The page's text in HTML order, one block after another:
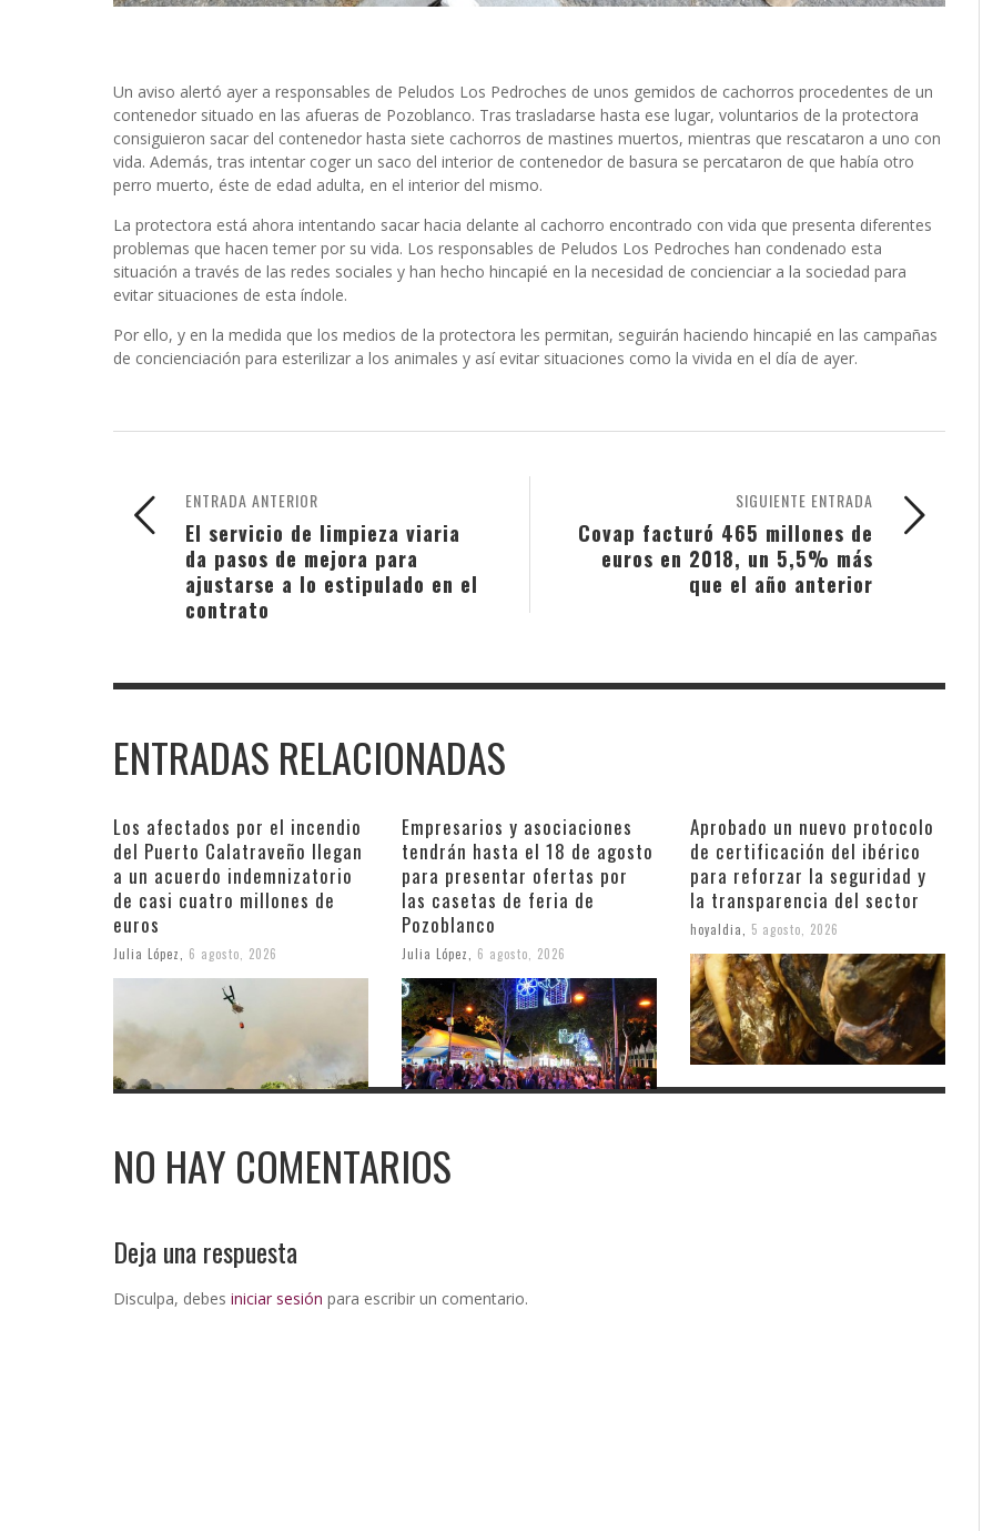
Un aviso alertó ayer a responsables de Peludos Los Pedroches de unos gemidos de cachorros procedentes de un
contenedor situado en las afueras de Pozoblanco. Tras trasladarse hasta ese lugar, voluntarios de la protectora
consiguieron sacar del contenedor hasta siete cachorros de mastines muertos, mientras que rescataron a uno con
vida. Además, tras intentar coger un saco del interior de contenedor de basura se percataron de que había otro
perro muerto, éste de edad adulta, en el interior del mismo.
La protectora está ahora intentando sacar hacia delante al cachorro encontrado con vida que presenta diferentes
problemas que hacen temer por su vida. Los responsables de Peludos Los Pedroches han condenado esta
situación a través de las redes sociales y han hecho hincapié en la necesidad de concienciar a la sociedad para
evitar situaciones de esta índole.
Por ello, y en la medida que los medios de la protectora les permitan, seguirán haciendo hincapié en las campañas
de concienciación para esterilizar a los animales y así evitar situaciones como la vivida en el día de ayer.
SIGUIENTE ENTRADA
Covap facturó 465 millones de
euros en 2018, un 5,5% más
que el año anterior
ENTRADA ANTERIOR
El servicio de limpieza viaria
da pasos de mejora para
ajustarse a lo estipulado en el
contrato
ENTRADAS RELACIONADAS
Los afectados por el incendio
del Puerto Calatraveño llegan
a un acuerdo indemnizatorio
de casi cuatro millones de
euros
Julia López 6 agosto, 2026
Empresarios y asociaciones
tendrán hasta el 18 de agosto
para presentar ofertas por
las casetas de feria de
Pozoblanco
Julia López 6 agosto, 2026
Aprobado un nuevo protocolo
de certificación del ibérico
para reforzar la seguridad y
la transparencia del sector
hoyaldia 5 agosto, 2026
NO HAY COMENTARIOS
Deja una respuesta
Disculpa, debes iniciar sesión para escribir un comentario.